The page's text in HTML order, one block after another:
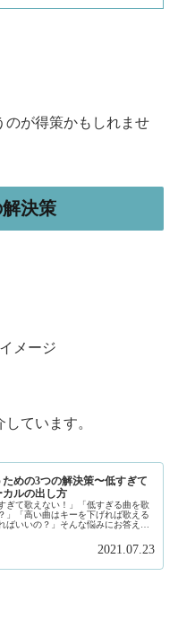
のが得策かもしれませ
決策
メージ
ています。
めの3つの解決策〜低すぎて
ルの出し方
ぎて歌えない！」「低すぎる曲を歌
」「高い曲はキーを下げれば歌える
ばいいの？」そんな悩みにお答えし
2021.07.23